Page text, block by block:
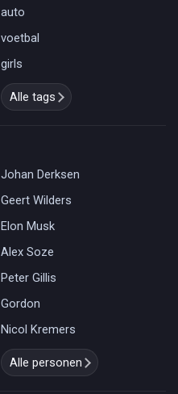
auto
voetbal
girls
Alle tags
Johan Derksen
Geert Wilders
Elon Musk
Alex Soze
Peter Gillis
Gordon
Nicol Kremers
Alle personen